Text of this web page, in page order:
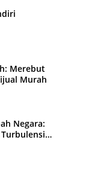
Merebut
Murah
Negara: